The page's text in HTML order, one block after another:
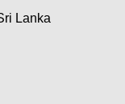
Lanka